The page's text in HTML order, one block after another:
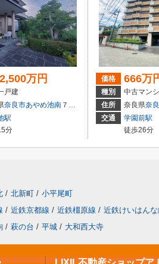
万円
戸建
奈良市あやめ池南 ７丁目
駅
分
価格 666万
種別
中古マン
住所
奈良県奈
交通
学園前駅
徒歩26分
/ 北新町 / 小平尾町
/ 近鉄京都線 / 近鉄橿原線 / 近鉄けいはんな
/ 萩の台 / 平城 / 大和西大寺